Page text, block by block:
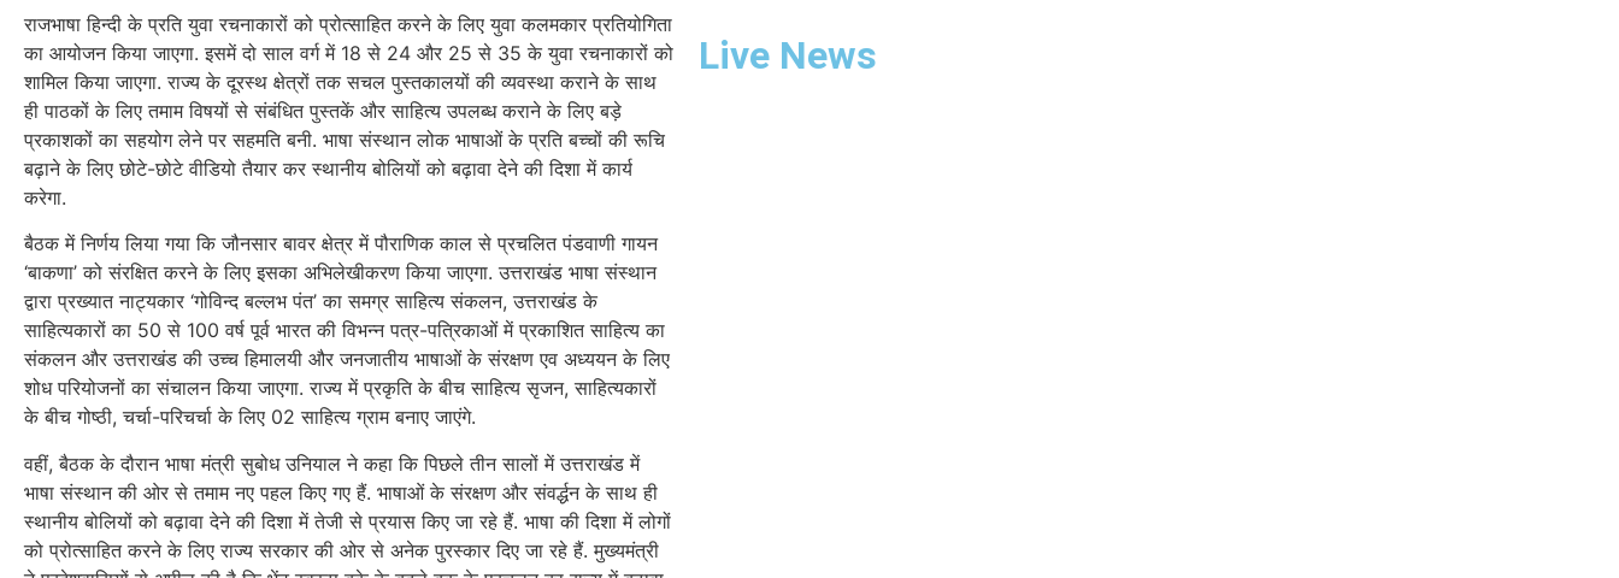
राजभाषा हिन्दी के प्रति युवा रचनाकारों को प्रोत्साहित करने के लिए युवा कलमकार प्रतियोगिता
का आयोजन किया जाएगा. इसमें दो साल वर्ग में 18 से 24 और 25 से 35 के युवा रचनाकारों को
शामिल किया जाएगा. राज्य के दूरस्थ क्षेत्रों तक सचल पुस्तकालयों की व्यवस्था कराने के साथ
ही पाठकों के लिए तमाम विषयों से संबंधित पुस्तकें और साहित्य उपलब्ध कराने के लिए बड़े
प्रकाशकों का सहयोग लेने पर सहमति बनी. भाषा संस्थान लोक भाषाओं के प्रति बच्चों की रूचि
बढ़ाने के लिए छोटे-छोटे वीडियो तैयार कर स्थानीय बोलियों को बढ़ावा देने की दिशा में कार्य
करेगा.
बैठक में निर्णय लिया गया कि जौनसार बावर क्षेत्र में पौराणिक काल से प्रचलित पंडवाणी गायन
‘बाकणा’ को संरक्षित करने के लिए इसका अभिलेखीकरण किया जाएगा. उत्तराखंड भाषा संस्थान
द्वारा प्रख्यात नाट्यकार ‘गोविन्द बल्लभ पंत’ का समग्र साहित्य संकलन, उत्तराखंड के
साहित्यकारों का 50 से 100 वर्ष पूर्व भारत की विभन्न पत्र-पत्रिकाओं में प्रकाशित साहित्य का
संकलन और उत्तराखंड की उच्च हिमालयी और जनजातीय भाषाओं के संरक्षण एव अध्ययन के लिए
शोध परियोजनों का संचालन किया जाएगा. राज्य में प्रकृति के बीच साहित्य सृजन, साहित्यकारों
के बीच गोष्ठी, चर्चा-परिचर्चा के लिए 02 साहित्य ग्राम बनाए जाएंगे.
वहीं, बैठक के दौरान भाषा मंत्री सुबोध उनियाल ने कहा कि पिछले तीन सालों में उत्तराखंड में
भाषा संस्थान की ओर से तमाम नए पहल किए गए हैं. भाषाओं के संरक्षण और संवर्द्धन के साथ ही
स्थानीय बोलियों को बढ़ावा देने की दिशा में तेजी से प्रयास किए जा रहे हैं. भाषा की दिशा में लोगों
को प्रोत्साहित करने के लिए राज्य सरकार की ओर से अनेक पुरस्कार दिए जा रहे हैं. मुख्यमंत्री
Live News